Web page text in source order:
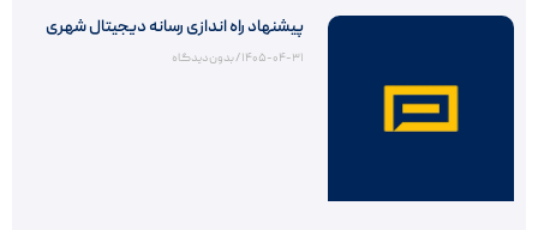
پیشنهاد راه اندازی رسانه دیجیتال شهری
۱۴۰۵-۰۴-۳۱ بدون دیدگاه